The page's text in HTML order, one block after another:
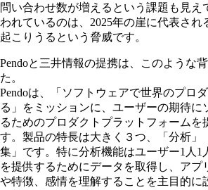
問い合わせ数が増えるという課題も見え
われているのは、2025年の崖に代表さ
起こりうるという脅威です。
Pendoと三井情報の提携は、このような
た。
Pendoは、「ソフトウェアで世界のプロ
る」をミッションに、ユーザーの期待に
るためのプロダクトプラットフォームを
す。製品の特長は大きく３つ、「分析」
集」です。特に分析機能はユーザー1人1
を提供するためにデータを取得し、アプ
や特徴、感情を理解することを主目的に